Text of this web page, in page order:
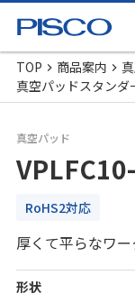
TOP 商品案内
真空パッドスタンダ
真空パッド
RoHS2対応
厚くて平らなワー
形状